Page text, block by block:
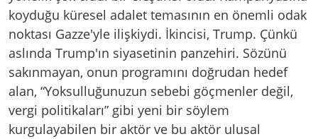
koyduğu küresel adalet temasının en önemli odak
noktası Gazze'yle ilişkiydi. İkincisi, Trump. Çünkü
aslında Trump'ın siyasetinin panzehiri. Sözünü
sakınmayan, onun programını doğrudan hedef
alan, “Yoksulluğunuzun sebebi göçmenler değil,
vergi politikaları” gibi yeni bir söylem
kurgulayabilen bir aktör ve bu aktör ulusal